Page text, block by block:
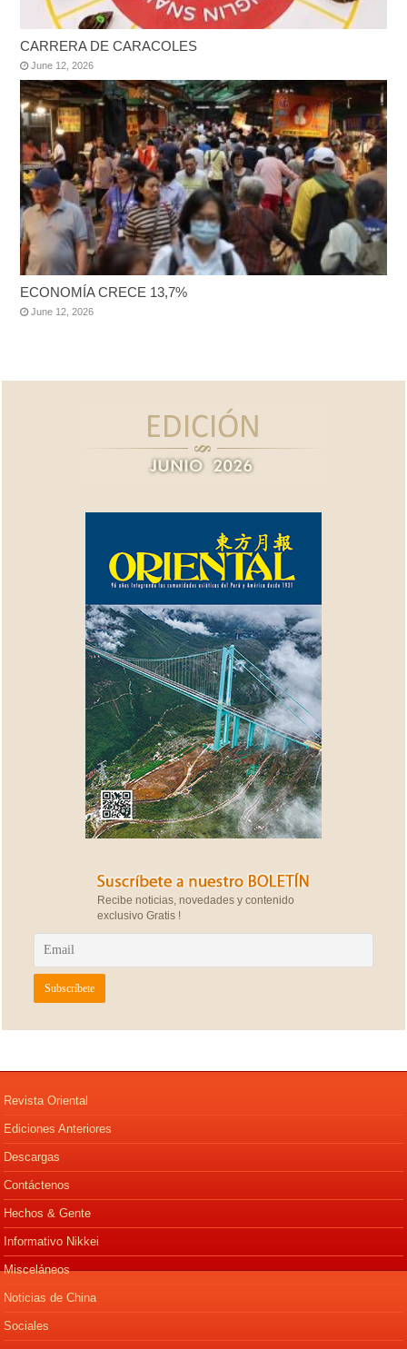
CARRERA DE CARACOLES
June 12, 2026
ECONOMÍA CRECE 13,7%
June 12, 2026
Recibe noticias, novedades y contenido
exclusivo Gratis !
Revista Oriental
Ediciones Anteriores
Descargas
Contáctenos
Hechos & Gente
Informativo Nikkei
Misceláneos
Noticias de China
Sociales